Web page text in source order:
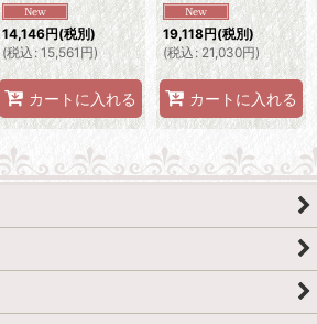
14,146円(税別)
(税込: 15,561 円)
カートに入れる
19,118円(税別)
(税込: 21,030円)
カートに入れる